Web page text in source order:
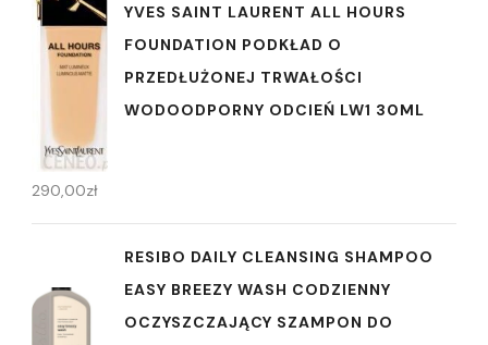
YVES SAINT LAURENT ALL HOURS
FOUNDATION PODKŁAD O
PRZEDŁUŻONEJ TRWAŁOŚCI
WODOODPORNY ODCIEŃ LW1 30ML
290,00zł
RESIBO DAILY CLEANSING SHAMPOO
EASY BREEZY WASH CODZIENNY
OCZYSZCZAJĄCY SZAMPON DO